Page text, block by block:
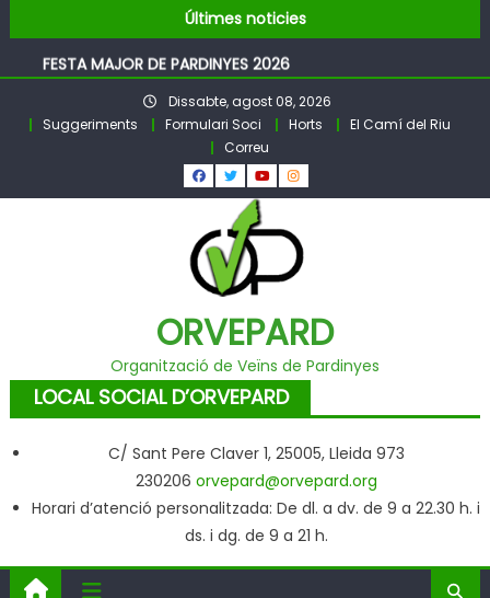
to
content
Últimes noticies
Pubilles i Hereus – Festa Major PARDINYES 2026
BALL DE FESTA MAJOR
FESTA MAJOR DE PARDINYES 2026
Llibre Pardinyes 1860 – 2025
Pubilles i Hereus – Festa Major PARDINYES 2026
BALL DE FESTA MAJOR
Dissabte, agost 08, 2026
Suggeriments
Formulari Soci Horts
El Camí del Riu
Correu
ORVEPARD
Organització de Veïns de Pardinyes
LOCAL SOCIAL D’ORVEPARD
C/ Sant Pere Claver 1, 25005, Lleida 973
230206 orvepard@orvepard.org
Horari d’atenció personalitzada: De dl. a dv. de 9 a 22.30 h. i
ds. i dg. de 9 a 21 h.